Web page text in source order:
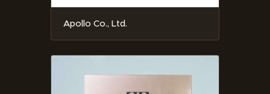
Apollo Co., Ltd.